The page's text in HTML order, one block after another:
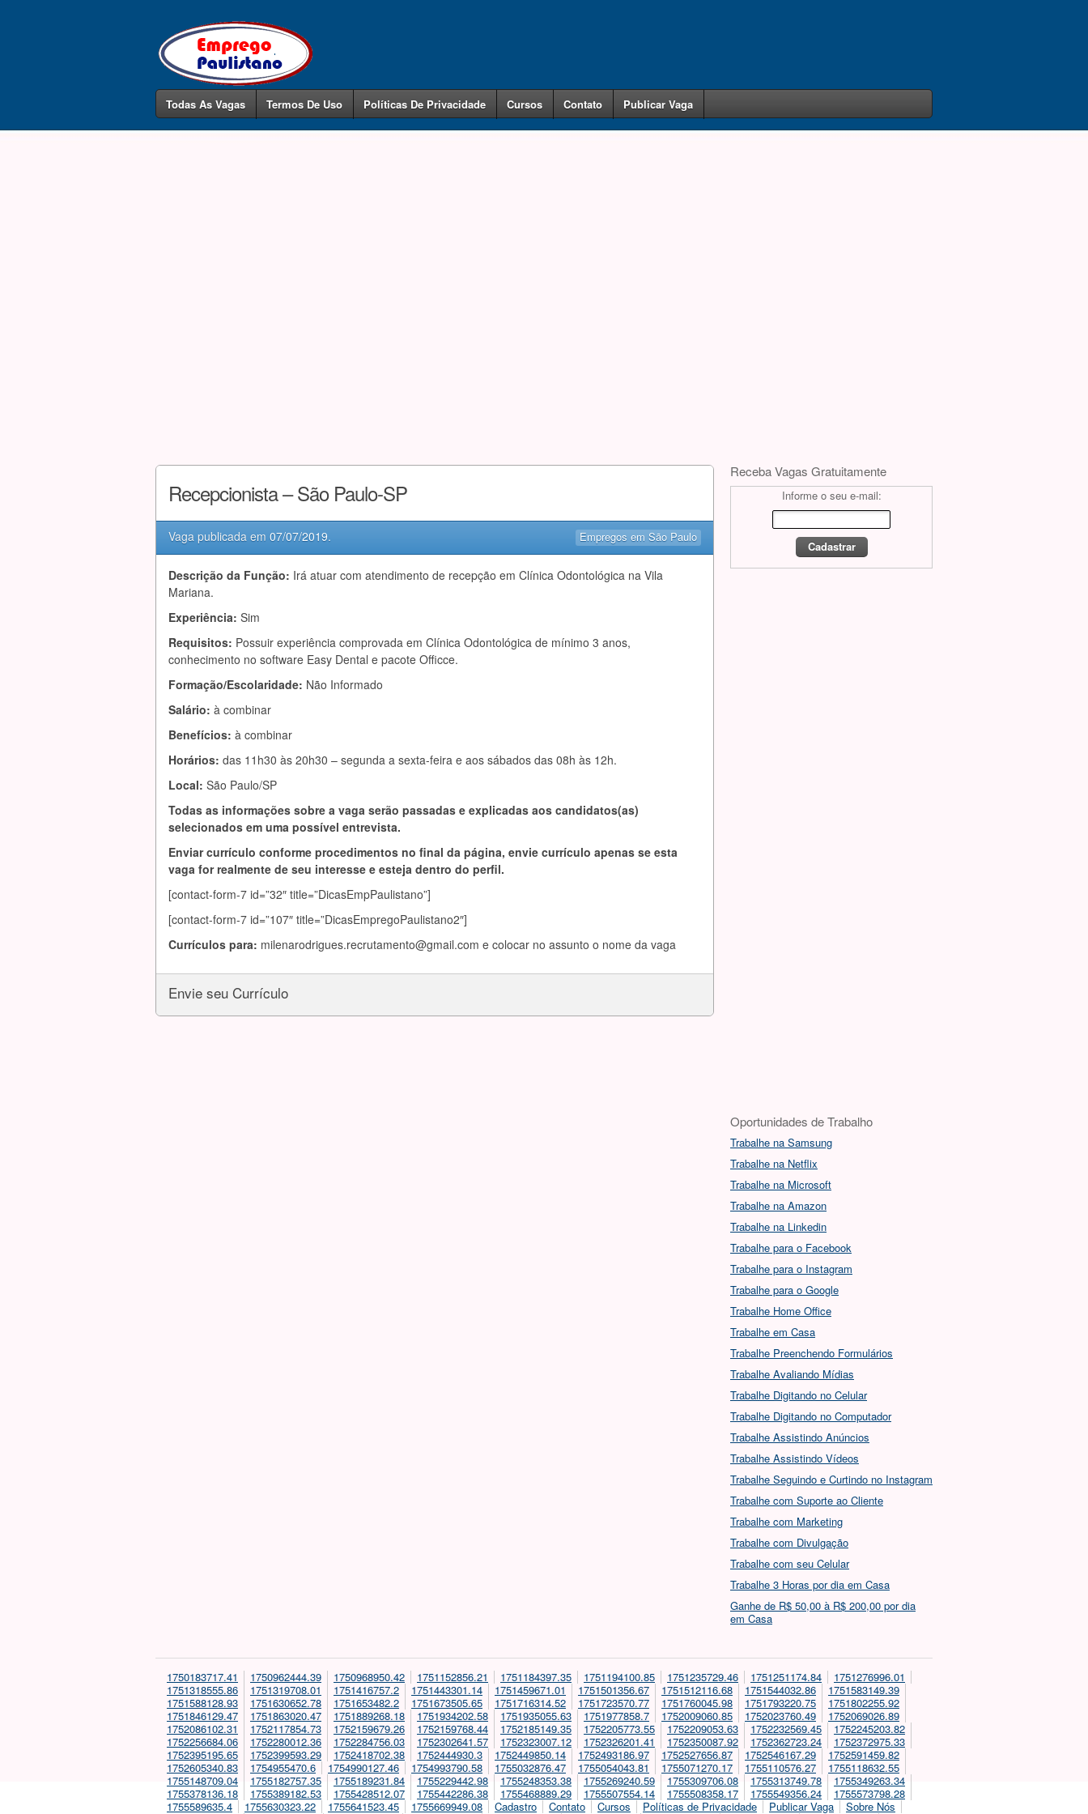
Todas As Vagas Termos De Uso Políticas De Privacidade Cursos Contato Publicar Vaga
Recepcionista – São Paulo-SP
Empregos em São Paulo
Vaga publicada em 07/07/2019.
Descrição da Função: Irá atuar com atendimento de recepção em Clínica Odontológica na Vila
Mariana.
Experiência: Sim
Requisitos: Possuir experiência comprovada em Clínica Odontológica de mínimo 3 anos,
conhecimento no software Easy Dental e pacote Officce.
Formação/Escolaridade: Não Informado
Salário: à combinar
Benefícios: à combinar
Horários: das 11h30 às 20h30 – segunda a sexta-feira e aos sábados das 08h às 12h.
Local: São Paulo/SP
Todas as informações sobre a vaga serão passadas e explicadas aos candidatos(as)
selecionados em uma possível entrevista.
Enviar currículo conforme procedimentos no final da página, envie currículo apenas se esta
vaga for realmente de seu interesse e esteja dentro do perfil.
[contact-form-7 id=”32″ title=”DicasEmpPaulistano”]
[contact-form-7 id=”107″ title=”DicasEmpregoPaulistano2″]
Currículos para: milenarodrigues.recrutamento@gmail.com e colocar no assunto o nome da vaga
Envie seu Currículo
Receba Vagas Gratuitamente
Informe o seu e-mail:
Oportunidades de Trabalho
Trabalhe na Samsung
Trabalhe na Netflix
Trabalhe na Microsoft
Trabalhe na Amazon
Trabalhe na Linkedin
Trabalhe para o Facebook
Trabalhe para o Instagram
Trabalhe para o Google
Trabalhe Home Office
Trabalhe em Casa
Trabalhe Preenchendo Formulários
Trabalhe Avaliando Mídias
Trabalhe Digitando no Celular
Trabalhe Digitando no Computador
Trabalhe Assistindo Anúncios
Trabalhe Assistindo Vídeos
Trabalhe Seguindo e Curtindo no Instagram
Trabalhe com Suporte ao Cliente
Trabalhe com Marketing
Trabalhe com Divulgação
Trabalhe com seu Celular
Trabalhe 3 Horas por dia em Casa
Ganhe de R$ 50,00 à R$ 200,00 por dia
em Casa
1750183717.41 1750962444.39 1750968950.42 1751152856.21 1751184397.35 1751194100.85 1751235729.46 1751251174.84
1751276996.01
1751318555.86
1751319708.01 1751416757.2 1751443301.14 1751459671.01 1751501356.67 1751512116.68 1751544032.86
1751583149.39
1751588128.93
1751630652.78 1751653482.2 1751673505.65 1751716314.52 1751723570.77 1751760045.98 1751793220.75
1751802255.92
1751846129.47
1751863020.47 1751889268.18 1751934202.58 1751935055.63 1751977858.7 1752009060.85 1752023760.49
1752069026.89
1752086102.31
1752117854.73 1752159679.26 1752159768.44 1752185149.35 1752205773.55 1752209053.63 1752232569.45
1752245203.82
1752256684.06
1752280012.36 1752284756.03 1752302641.57 1752323007.12 1752326201.41 1752350087.92 1752362723.24
1752372975.33
1752395195.65
1752399593.29 1752418702.38 1752444930.3 1752449850.14 1752493186.97 1752527656.87 1752546167.29
1752591459.82
1752605340.83
1754955470.6 1754990127.46 1754993790.58 1755032876.47 1755054043.81 1755071270.17 1755110576.27
1755118632.55
1755148709.04
1755182757.35 1755189231.84 1755229442.98 1755248353.38 1755269240.59 1755309706.08 1755313749.78
1755349263.34
1755378136.18
1755389182.53 1755428512.07 1755442286.38 1755468889.29 1755507554.14 1755508358.17 1755549356.24
1755573798.28
1755589635.4
1755630323.22 1755641523.45 1755669949.08 Cadastro Contato Cursos Políticas de Privacidade Publicar Vaga
Sobre Nós